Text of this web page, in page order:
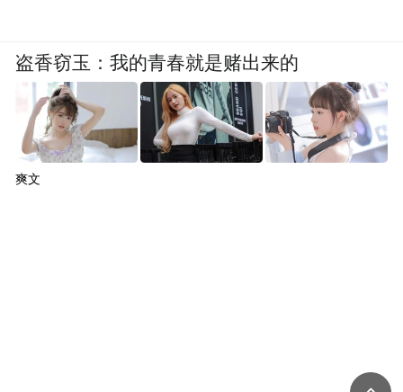
盗香窃玉：我的青春就是赌出来的
爽文